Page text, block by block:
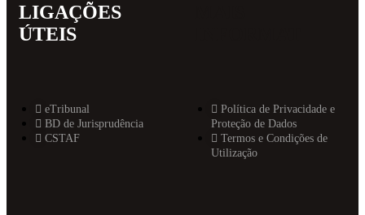
LIGAÇÕES
ÚTEIS
eTribunal
BD de Jurisprudência
CSTAF
Política de Privacidade e
Proteção de Dados
Termos e Condições de
Utilização